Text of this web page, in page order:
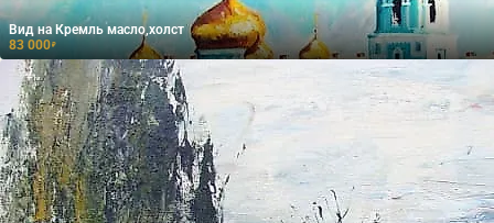
Вид на Кремль масло,холст
83 000₽